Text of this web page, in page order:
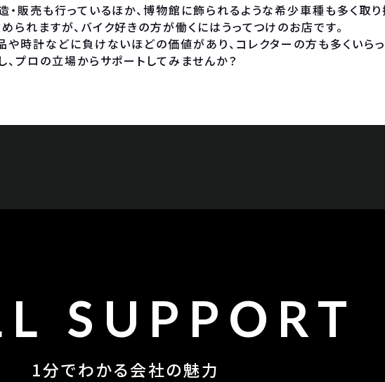
・販売も行っているほか、博物館に飾られるような希少車種も多く取
れますが、バイク好きの方が働くにはうってつけのお店です。
や時計などに負けないほどの価値があり、コレクターの方も多くいら
プロの立場からサポートしてみませんか？
SUPPORT
1分でわかる会社の魅力